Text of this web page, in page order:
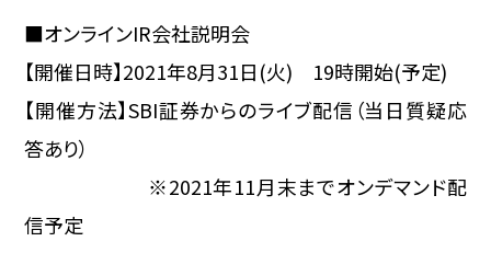
■オンラインIR会社説明会
【開催日時】2021年8月31日(火) 19時開始(予定)
【開催方法】SBI証券からのライブ配信（当日質疑応
答あり）
※2021年11月末までオンデマンド配
信予定